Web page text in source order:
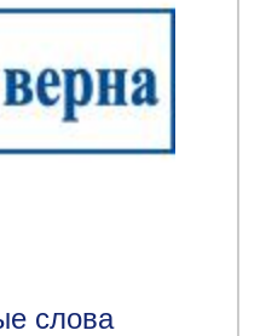
слова